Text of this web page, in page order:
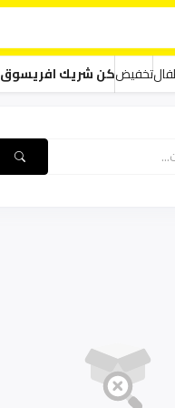
تخفيضكن شريك افريسوق